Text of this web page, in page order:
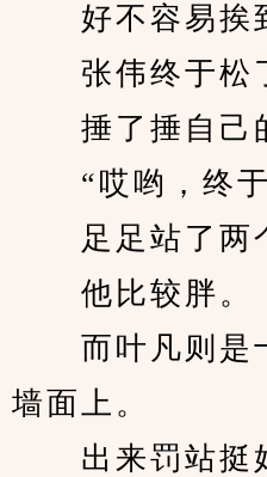
好不容易挨
张伟终于松了
捶了捶自己
“哎哟，终于
足足站了两
他比较胖。
而叶凡则是
墙面上。
出来罚站挺